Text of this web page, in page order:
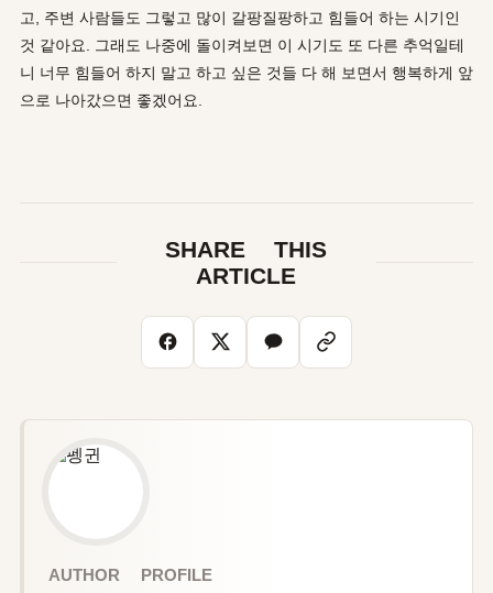
고, 주변 사람들도 그렇고 많이 갈팡질팡하고 힘들어 하는 시기인
것 같아요. 그래도 나중에 돌이켜보면 이 시기도 또 다른 추억일테
니 너무 힘들어 하지 말고 하고 싶은 것들 다 해 보면서 행복하게 앞
으로 나아갔으면 좋겠어요.
SHARE THIS
ARTICLE
AUTHOR PROFILE